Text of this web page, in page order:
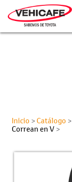
Inicio > Catálogo >
Correan en V >